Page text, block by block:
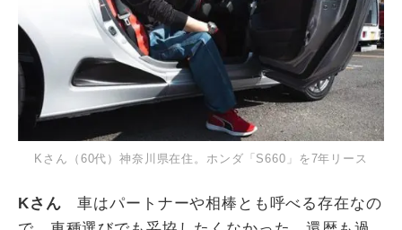
Kさん（60代）神奈川県在住。ホンダ「S660」を7年リース
Kさん 車はパートナーや相棒とも呼べる存在なの